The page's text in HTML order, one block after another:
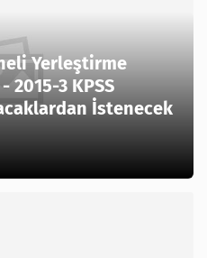
Yerleştirme
2015-3 KPSS
İstenecek